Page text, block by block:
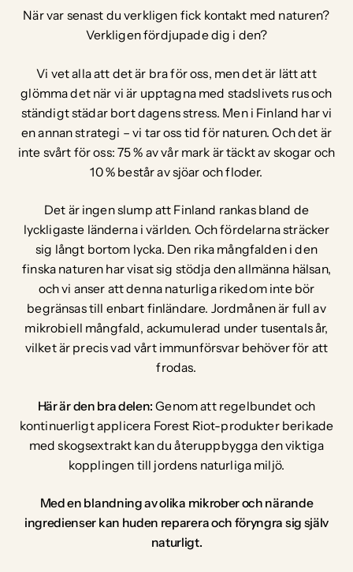
När var senast du verkligen fick kontakt med naturen?
Verkligen fördjupade dig i den?
Vi vet alla att det är bra för oss, men det är lätt att
glömma det när vi är upptagna med stadslivets rus och
ständigt städar bort dagens stress. Men i Finland har vi
en annan strategi – vi tar oss tid för naturen. Och det är
inte svårt för oss: 75 % av vår mark är täckt av skogar och
10 % består av sjöar och floder.
Det är ingen slump att Finland rankas bland de
lyckligaste länderna i världen. Och fördelarna sträcker
sig långt bortom lycka. Den rika mångfalden i den
finska naturen har visat sig stödja den allmänna hälsan,
och vi anser att denna naturliga rikedom inte bör
begränsas till enbart finländare. Jordmånen är full av
mikrobiell mångfald, ackumulerad under tusentals år,
vilket är precis vad vårt immunförsvar behöver för att
frodas.
Här är den bra delen: Genom att regelbundet och
kontinuerligt applicera Forest Riot-produkter berikade
med skogsextrakt kan du återuppbygga den viktiga
kopplingen till jordens naturliga miljö.
Med en blandning av olika mikrober och närande
ingredienser kan huden reparera och föryngra sig själv
naturligt.